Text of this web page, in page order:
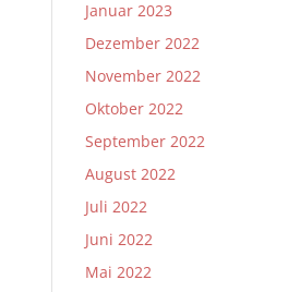
Januar 2023
Dezember 2022
November 2022
Oktober 2022
September 2022
August 2022
Juli 2022
Juni 2022
Mai 2022